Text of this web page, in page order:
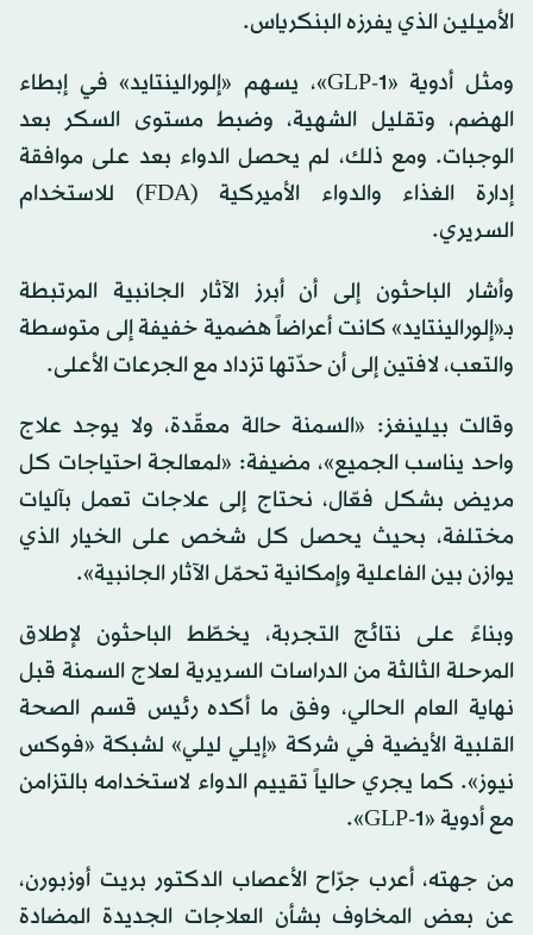
الأميليـن الذي يفرزه البنكرياس.
ومثل أدوية «GLP-1»، يسهم «إلورالينتايد» في إبطاء
الهضم، وتقليل الشهية، وضبط مستوى السكر بعد
الوجبات. ومع ذلك، لم يحصل الدواء بعد على موافقة
إدارة الغذاء والدواء الأميركية (FDA) للاستخدام
السريري.
وأشار الباحثون إلى أن أبرز الآثار الجانبية المرتبطة
بـ«إلورالينتايد» كانت أعراضاً هضمية خفيفة إلى متوسطة
والتعب، لافتين إلى أن حدّتها تزداد مع الجرعات الأعلى.
وقالت بيلينغز: «السمنة حالة معقّدة، ولا يوجد علاج
واحد يناسب الجميع»، مضيفة: «لمعالجة احتياجات كل
مريض بشكل فعّال، نحتاج إلى علاجات تعمل بآليات
مختلفة، بحيث يحصل كل شخص على الخيار الذي
يوازن بين الفاعلية وإمكانية تحمّل الآثار الجانبية».
وبناءً على نتائج التجربة، يخطّط الباحثون لإطلاق
المرحلة الثالثة من الدراسات السريرية لعلاج السمنة قبل
نهاية العام الحالي، وفق ما أكده رئيس قسم الصحة
القلبية الأيضية في شركة «إيلي ليلي» لشبكة «فوكس
نيوز». كما يجري حالياً تقييم الدواء لاستخدامه بالتزامن
مع أدوية «GLP-1».
من جهته، أعرب جرّاح الأعصاب الدكتور بريت أوزبورن،
عن بعض المخاوف بشأن العلاجات الجديدة المضادة